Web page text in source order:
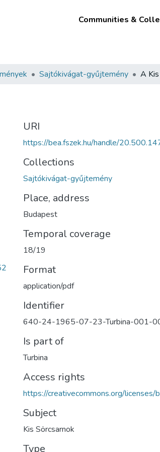
Communities &
Sajtókivágat-gyűjtemény A
URI
https://bea.fszek.hu/handle/
Collections
Sajtókivágat-gyűjtemény
Place, address
Budapest
Temporal coverage
18/19
Format
application/pdf
Identifier
640-24-1965-07-23-Turbina-001-
Is part of
Turbina
Access rights
https://creativecommons.org/licenses/
Subject
Kis Sörcsarnok
Type